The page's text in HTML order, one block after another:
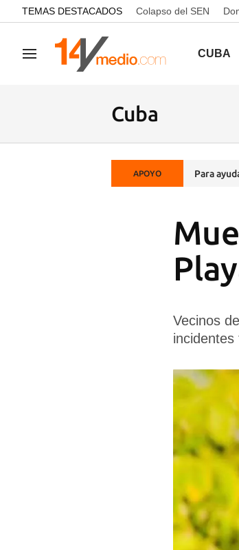
common.go-to-content
TEMAS DESTACADOS Colapso del SEN
Navegación CUBA
Cuba
APOYO Para
Vecinos